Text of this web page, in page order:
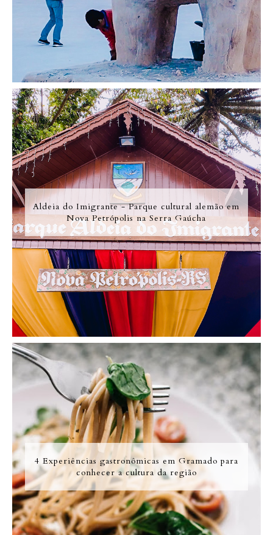
Aldeia do Imigrante - Parque cultural alemão em
Nova Petrópolis na Serra Gaúcha
4 Experiências gastronômicas em Gramado para
conhecer a cultura da região